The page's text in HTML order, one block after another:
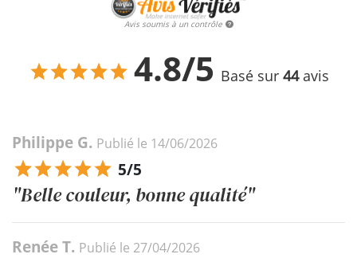
Avis soumis à un contrôle
4.8/5 Basé sur 44avis
Philippe G. Publié le 14/06/2026
5/5
"Belle couleur, bonne qualité"
Renée T. Publié le 27/04/2026